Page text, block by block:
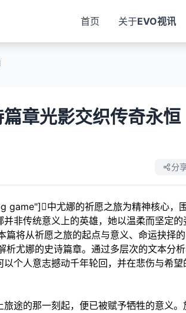
首页 关于EVO视讯
章光影交织传奇永恒
分
game"]中尤娜的祈愿之旅为精神核心，
非传统意义上的英雄，她以温柔而坚定的
将从祈愿之旅的起点与意义、命运抉择
尤娜的史诗篇章。通过多层次的文本分
个人意志撼动千年轮回，并在悲伤与希望
途的那一刻起，便已被赋予牺牲的意义。